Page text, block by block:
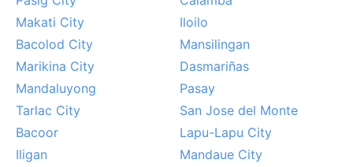
Makati City
Iloilo
Bacolod City
Mansilingan
Marikina City
Dasmariñas
Mandaluyong
Pasay
Tarlac City
San Jose del Monte
Bacoor
Lapu-Lapu City
Iligan
Mandaue City